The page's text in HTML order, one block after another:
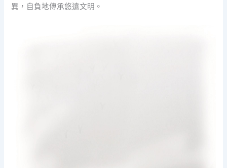
異，自負地傳承悠遠文明。